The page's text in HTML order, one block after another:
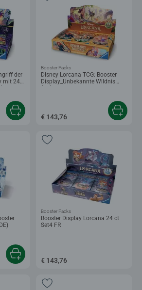
der
mit 24
Disney Lorcana TCG: Booster
Display_Unbekannte Wildnis
(DE)
Booster Packs
€ 143,76
Booster Display Lorcana 24 ct
Set4 FR
Booster Packs
€ 143,76